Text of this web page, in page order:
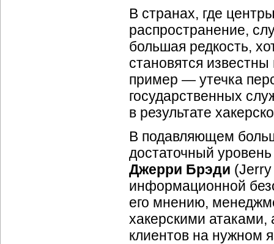
В странах, где
распространение,
большая редкость,
становятся
пример — утечка
государственных
в результате
В подавляющем
достаточный
Джерри Брэди (Jerry
информационной
его мнению,
хакерскими
клиентов на нужном